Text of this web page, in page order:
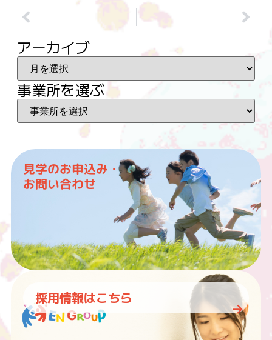
アーカイブ
事業所を選ぶ
見学のお申込み・
お問い合わせ
採用情報はこちら